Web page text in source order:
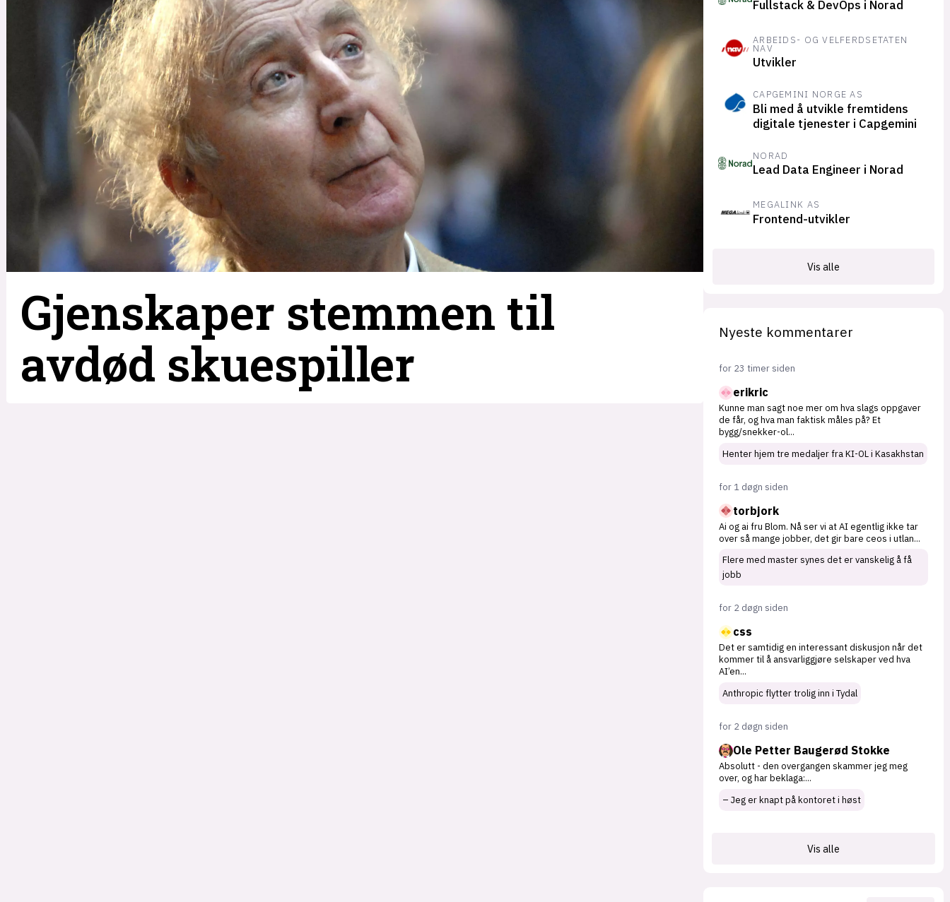
Gjenskaper stemmen til
avdød skuespiller
suksesshistorier
Fullstack & DevOps i Norad
ARBEIDS- OG VELFERDSETATEN
NAV
Utvikler
CAPGEMINI NORGE AS
Bli med å utvikle fremtidens
digitale tjenester i Capgemini
NORAD
Lead Data Engineer i Norad
MEGALINK AS
Frontend-utvikler
Vis alle
Nyeste kommentarer
for 23 timer siden
erikric
Kunne man sagt noe mer om hva slags oppgaver
de får, og hva man faktisk måles på? Et
bygg/snekker-ol...
Henter hjem tre medaljer fra KI-OL i Kasakhstan
for 1 døgn siden
torbjork
Ai og ai fru Blom. Nå ser vi at AI egentlig ikke tar
over så mange jobber, det gir bare ceos i utlan...
Flere med master synes det er vanskelig å få
jobb
for 2 døgn siden
css
Det er samtidig en interessant diskusjon når det
kommer til å ansvarliggjøre selskaper ved hva
AI’en...
Anthropic flytter trolig inn i Tydal
for 2 døgn siden
Ole Petter Baugerød Stokke
Absolutt - den overgangen skammer jeg meg
over, og har beklaga:...
– Jeg er knapt på kontoret i høst
Vis alle